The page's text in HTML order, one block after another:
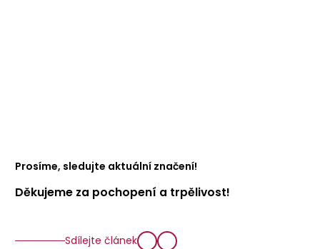
Prosíme, sledujte aktuální značení!
Děkujeme za pochopení a trpělivost!
Sdílejte článek